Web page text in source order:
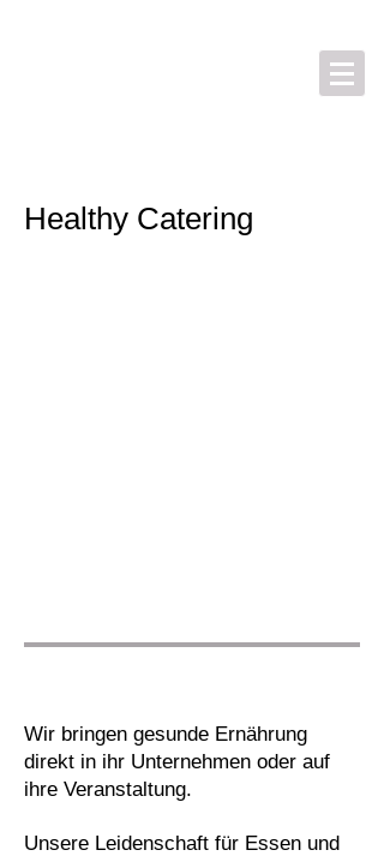
Healthy Catering
Wir bringen gesunde Ernährung
direkt in ihr Unternehmen oder auf
ihre Veranstaltung.
Unsere Leidenschaft für Essen und